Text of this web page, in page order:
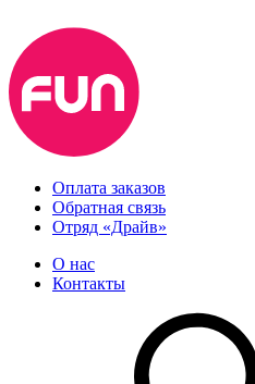
Оплата заказов
Обратная связь
Отряд «Драйв»
О нас
Контакты